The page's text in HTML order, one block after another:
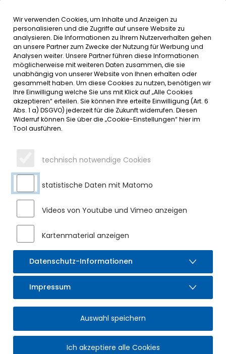
Inhalt der Seite anspringen
Informationen undMENÜ
SERVICE
VOLLSPERRUNG DER OA11 IN
MOOSBACH
Dienstag, 08.04.2025
„Winkelhalde“ in Moosbach sind seit ein paar Wochen wieder
in vollem Gange. Unter der Kreisstraße OA 11 und dem
Grottenweg wird demnächst ein neuer Durchlass aus
Beton-Fertigteilen errichtet. Der neue Durchlass dient - in
Verbindung mit Regenrückhaltungen - sowohl der
Regenwasserableitung aus dem Neubaugebiet, als auch
einer Verbesserung der bisherigen Regenwasserableitung.
Bei Starkregenereignissen kam es in der Vergangenheit
bereits mehrfach zu kritischen Situationen für die
deshalb eine Vollsperrung der Kreisstraße OA 11 im Bereich
02.05.2025notwendig. Die Umleitung ist ausgeschildert.
Vielen Dank für Ihr Verständnis.
Wir verwenden Cookies, um Inhalte und Anzeigen zu
personalisieren und die Zugriffe auf unsere Website zu
analysieren. Die Informationen zu Ihrem Nutzerverhalten gehen
an unsere Partner zum Zwecke der Nutzung für Werbung und
Analysen weiter. Unsere Partner führen diese Informationen
möglicherweise mit weiteren Daten zusammen, die sie
unabhängig von unserer Website von Ihnen erhalten oder
gesammelt haben. Um diese Cookies zu nutzen, benötigen wir
Ihre Einwilligung welche Sie uns mit Klick auf „Alle Cookies
akzeptieren“ erteilen. Sie können Ihre erteilte Einwilligung (Art. 6
Abs. 1 a) DSGVO) jederzeit für die Zukunft widerrufen. Diesen
Widerruf können Sie über die „Cookie-Einstellungen“ hier im
Tool ausführen.
technisch notwendige Cookies
statistische Daten mit Matomo
Videos von Youtube und Vimeo anzeigen
Kartenmaterial anzeigen
Datenschutz-Informationen
Impressum
Auswahl speichern
Ich akzeptiere alle Cookies